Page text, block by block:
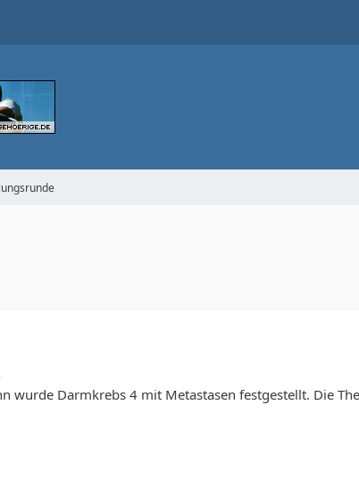
wurde Darmkrebs 4 mit Metastasen festgestellt. Die